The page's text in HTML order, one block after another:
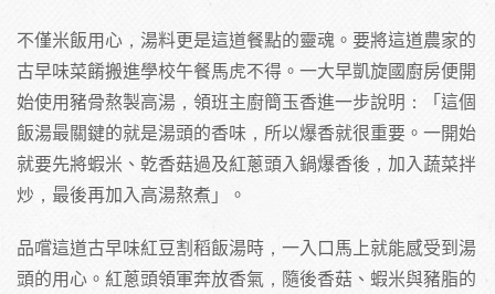
不僅米飯用心，湯料更是這道餐點的靈魂。要將這道農家的
古早味菜餚搬進學校午餐馬虎不得。一大早凱旋國廚房便開
始使用豬骨熬製高湯，領班主廚簡玉香進一步說明：「這個
飯湯最關鍵的就是湯頭的香味，所以爆香就很重要。一開始
就要先將蝦米、乾香菇過及紅蔥頭入鍋爆香後，加入蔬菜拌
炒，最後再加入高湯熬煮」。
品嚐這道古早味紅豆割稻飯湯時，一入口馬上就能感受到湯
頭的用心。紅蔥頭領軍奔放香氣，隨後香菇、蝦米與豬脂的